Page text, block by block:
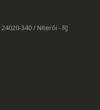
24020-340/ Niterói - RJ